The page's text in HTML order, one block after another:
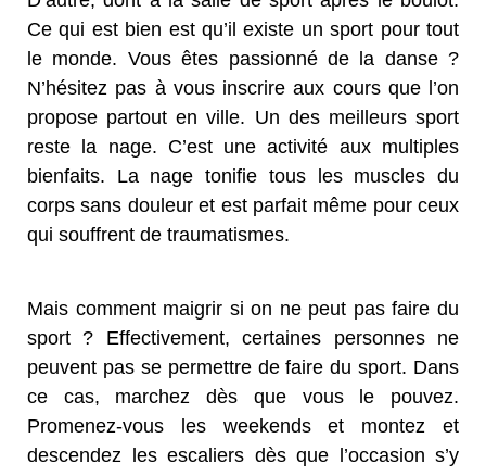
Ce qui est bien est qu’il existe un sport pour tout
le monde. Vous êtes passionné de la danse ?
N’hésitez pas à vous inscrire aux cours que l’on
propose partout en ville. Un des meilleurs sport
reste la nage. C’est une activité aux multiples
bienfaits. La nage tonifie tous les muscles du
corps sans douleur et est parfait même pour ceux
qui souffrent de traumatismes.
Mais comment maigrir si on ne peut pas faire du
sport ? Effectivement, certaines personnes ne
peuvent pas se permettre de faire du sport. Dans
ce cas, marchez dès que vous le pouvez.
Promenez-vous les weekends et montez et
descendez les escaliers dès que l’occasion s’y